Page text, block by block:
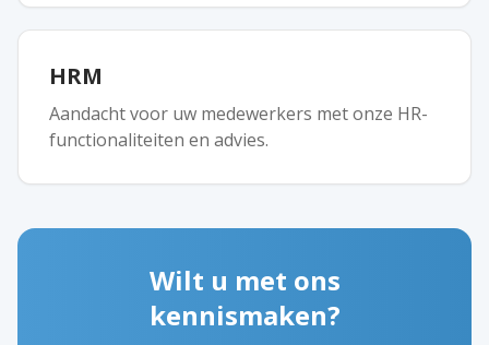
HRM
Aandacht voor uw medewerkers met onze HR-
functionaliteiten en advies.
Wilt u met ons
kennismaken?